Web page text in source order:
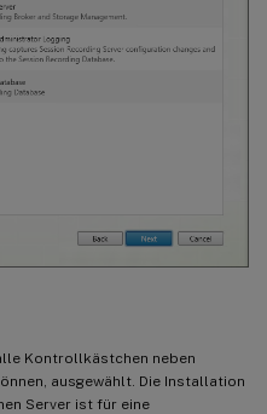
Kontrollkästchen neben
ausgewählt. Die Installation
Server ist für eine